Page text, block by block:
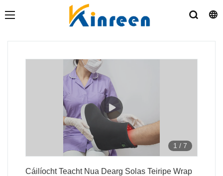
1 / 7
Cáilíocht Teacht Nua Dearg Solas Teiripe Wrap